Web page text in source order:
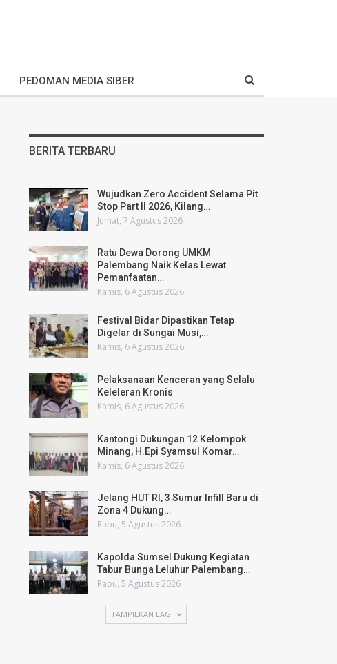
PEDOMAN MEDIA SIBER
BERITA TERBARU
Wujudkan Zero Accident Selama Pit
Stop Part II 2026, Kilang…
Jumat, 7 Agustus 2026
Ratu Dewa Dorong UMKM
Palembang Naik Kelas Lewat
Pemanfaatan…
Kamis, 6 Agustus 2026
Festival Bidar Dipastikan Tetap
Digelar di Sungai Musi,…
Kamis, 6 Agustus 2026
Pelaksanaan Kenceran yang Selalu
Keleleran Kronis
Kamis, 6 Agustus 2026
Kantongi Dukungan 12 Kelompok
Minang, H.Epi Syamsul Komar…
Kamis, 6 Agustus 2026
Jelang HUT RI, 3 Sumur Infill Baru di
Zona 4 Dukung…
Rabu, 5 Agustus 2026
Kapolda Sumsel Dukung Kegiatan
Tabur Bunga Leluhur Palembang…
Rabu, 5 Agustus 2026
TAMPILKAN LAGI